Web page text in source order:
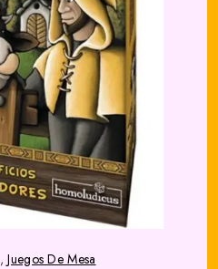
,Juegos De Mesa